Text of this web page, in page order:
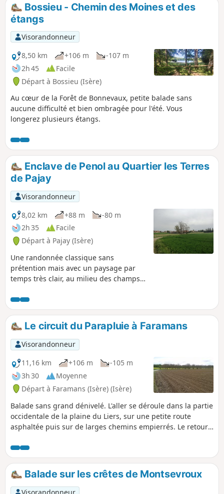
Bossieu - Chemin des Moines et des
étangs
Visorandonneur
8,50 km
+106 m
-107 m
2h 45
Facile
Départ à Bossieu (Isère)
Au cœur de la Forêt de Bonnevaux, petite balade sans
aucune difficulté et bien ombragée pour l'été. Vous
longerez plusieurs étangs.
Enclave de Penol au Quartier les Terres
de Pajay
Visorandonneur
8,02 km
+88 m
-80 m
2h 35
Facile
Départ à Pajay (Isère)
Une randonnée classique sans
prétention mais avec un paysage par
temps très clair, au milieu des champs,
en temps la chance de voir le Mont
Blanc. Randonnée que l'on peut
raccourcir de 2 km ou rallonger de
1,8 km : voir paragraphe pendant la
randonnée ou à proximité. A TOUS LES
RANDONNEURS (SES) QUI PARCOURENT
MES RANDONNEES vous pouvez mettre
des photos en indiquant l'emplacement
sur le circuit.
Le circuit du Parapluie à Faramans
Visorandonneur
11,16 km
+106 m
-105 m
3h 30
Moyenne
Départ à Faramans (Isère) (Isère)
Balade sans grand dénivelé. L'aller se déroule dans la partie
occidentale de la plaine du Liers, sur une petite route
asphaltée puis sur de larges chemins empierrés. Le retour
Balade sur les crêtes de Montsevroux